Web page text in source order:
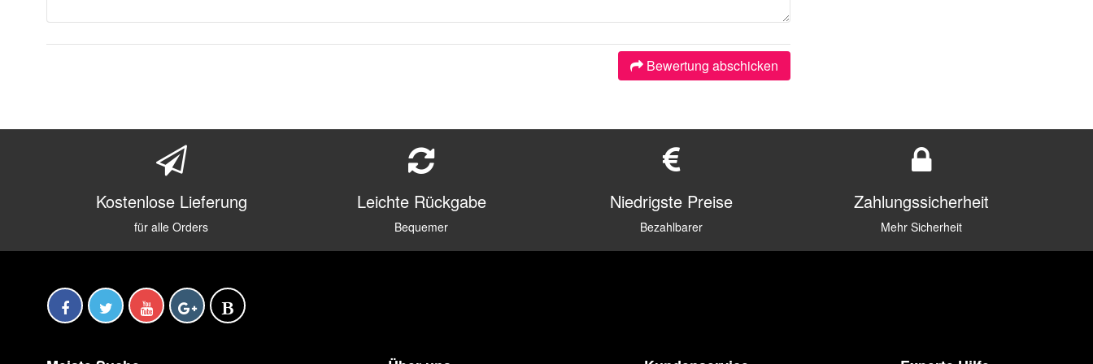
Bewertung abschicken
Kostenlose Lieferung
für alle Orders
Leichte Rückgabe
Bequemer
Niedrigste Preise
Bezahlbarer
Zahlungssicherheit
Mehr Sicherheit